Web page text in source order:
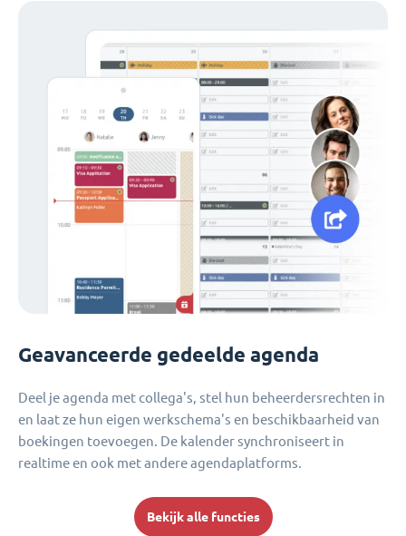
Geavanceerde gedeelde agenda
Deel je agenda met collega's, stel hun beheerdersrechten in
en laat ze hun eigen werkschema's en beschikbaarheid van
boekingen toevoegen. De kalender synchroniseert in
realtime en ook met andere agendaplatforms.
Bekijk alle functies